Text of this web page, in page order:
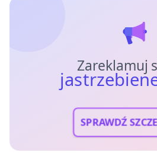
Zareklamuj
SPRAWDŹ